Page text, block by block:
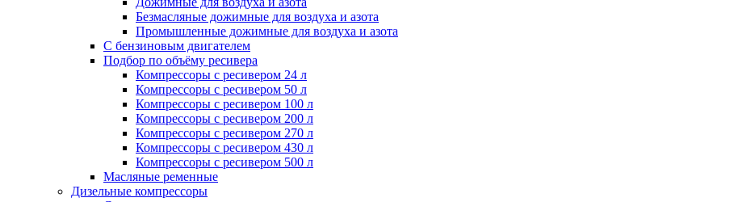
Безмасляные дожимные для воздуха и азота
Промышленные дожимные для воздуха и азота
С бензиновым двигателем
Подбор по объёму ресивера
Компрессоры с ресивером 24 л
Компрессоры с ресивером 50 л
Компрессоры с ресивером 100 л
Компрессоры с ресивером 200 л
Компрессоры с ресивером 270 л
Компрессоры с ресивером 430 л
Компрессоры с ресивером 500 л
Масляные ременные
Дизельные компрессоры